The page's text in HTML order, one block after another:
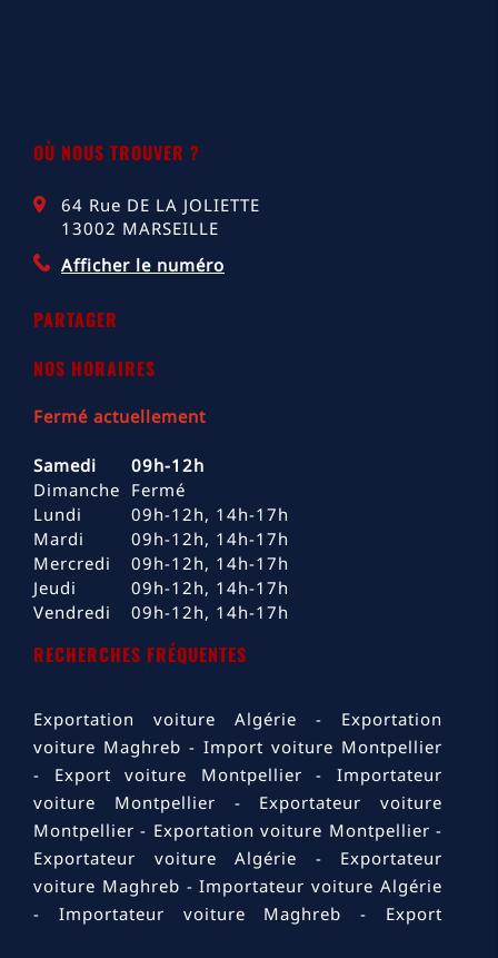
OÙ NOUS TROUVER ?
64 Rue DE LA JOLIETTE
13002 MARSEILLE
Afficher le numéro
PARTAGER
NOS HORAIRES
Fermé actuellement
Samedi
09h-12h
Dimanche Fermé
Lundi
09h-12h, 14h-17h
Mardi
09h-12h, 14h-17h
Mercredi
09h-12h, 14h-17h
Jeudi
09h-12h, 14h-17h
Vendredi
09h-12h, 14h-17h
RECHERCHES FRÉQUENTES
Exportation voiture Algérie
Exportation
voiture Maghreb
Import voiture Montpellier
Export voiture Montpellier
Importateur
voiture Montpellier
Exportateur voiture
Montpellier
Exportation voiture Montpellier
Exportateur voiture Algérie
Exportateur
voiture Maghreb
Importateur voiture Algérie
Importateur voiture Maghreb
Export